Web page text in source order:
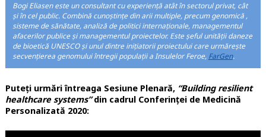
Bogi Eliasen este un consultant cu experiență atât în sectorul privat, cât
și în cel public. Combină cunoștințe din arii multiple, precum genomică ,
sisteme de sănătate, analiză de politici internaționale, managementul
afacerilor publice și managementul proiectelor. Este șeful unității daneze
de bioetică UNESCO și unul dintre inițiatorii proiectului care urmărește
secvențierea genomului întregii populații a Insulelor Feroe, FarGen.
Puteți urmări întreaga Sesiune Plenară, “Building resilient
healthcare systems”din cadrul Conferinței de Medicină
Personalizată 2020: